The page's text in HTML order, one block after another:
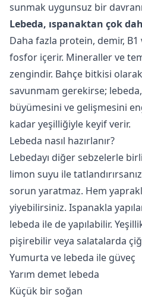
sunmak uygunsuz bir
Lebeda, ıspanaktan çok
Daha fazla protein, demir,
fosfor içerir. Mineraller ve
zengindir. Bahçe bitkisi
savunmam gerekirse;
büyümesini ve gelişmesini
kadar yeşilliğiyle keyif verir.
Lebeda nasıl hazırlanır?
Lebedayı diğer sebzelerle
limon suyu ile
sorun yaratmaz. Hem
yiyebilirsiniz. Ispanakla
lebeda ile de yapılabilir.
pişirebilir veya salatalarda
Yumurta ve lebeda ile güveç
Yarım demet lebeda
Küçük bir soğan